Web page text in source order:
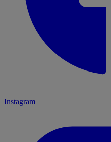
Instagram